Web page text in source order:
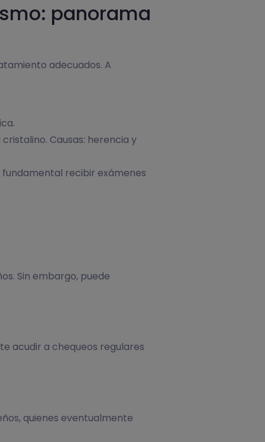
panorama
adecuados. A
Causas: herencia y
fundamental recibir exámenes
Sin embargo, puede
acudir a chequeos regulares
quienes eventualmente